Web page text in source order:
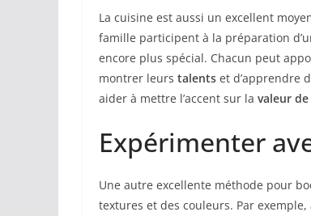
La cuisine est aussi un excellent
famille participent à la préparation
encore plus spécial. Chacun peut
montrer leurs talents et d’apprendre
aider à mettre l’accent sur la valeur
Expérimenter
Une autre excellente méthode pour
textures et des couleurs. Par